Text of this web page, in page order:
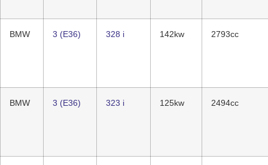
BMW 3 (E36) 328 i 142kw 2793cc
BMW 3 (E36) 323 i 125kw 2494cc